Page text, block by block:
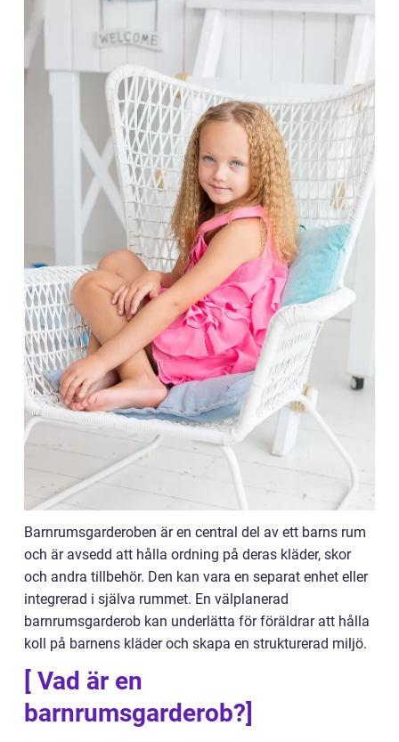
Barnrumsgarderoben är en central del av ett barns rum
och är avsedd att hålla ordning på deras kläder, skor
och andra tillbehör. Den kan vara en separat enhet eller
integrerad i själva rummet. En välplanerad
barnrumsgarderob kan underlätta för föräldrar att hålla
koll på barnens kläder och skapa en strukturerad miljö.
[ Vad är en
barnrumsgarderob?]